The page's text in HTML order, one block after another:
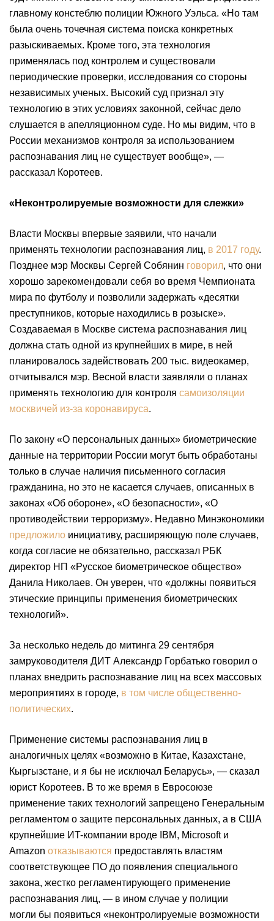
главному констеблю полиции Южного Уэльса. «Но там
была очень точечная система поиска конкретных
разыскиваемых. Кроме того, эта технология
применялась под контролем и существовали
периодические проверки, исследования со стороны
независимых ученых. Высокий суд признал эту
технологию в этих условиях законной, сейчас дело
слушается в апелляционном суде. Но мы видим, что в
России механизмов контроля за использованием
распознавания лиц не существует вообще», —
рассказал Коротеев.
«Неконтролируемые возможности для слежки»
Власти Москвы впервые заявили, что начали
применять технологии распознавания лиц, в 2017 году.
Позднее мэр Москвы Сергей Собянин говорил, что они
хорошо зарекомендовали себя во время Чемпионата
мира по футболу и позволили задержать «десятки
преступников, которые находились в розыске».
Создаваемая в Москве система распознавания лиц
должна стать одной из крупнейших в мире, в ней
планировалось задействовать 200 тыс. видеокамер,
отчитывался мэр. Весной власти заявляли о планах
применять технологию для контроля самоизоляции
москвичей из-за коронавируса.
По закону «О персональных данных» биометрические
данные на территории России могут быть обработаны
только в случае наличия письменного согласия
гражданина, но это не касается случаев, описанных в
законах «Об обороне», «О безопасности», «О
противодействии терроризму». Недавно Минэкономики
предложило инициативу, расширяющую поле случаев,
когда согласие не обязательно, рассказал РБК
директор НП «Русское биометрическое общество»
Данила Николаев. Он уверен, что «должны появиться
этические принципы применения биометрических
технологий».
За несколько недель до митинга 29 сентября
замруководителя ДИТ Александр Горбатько говорил о
планах внедрить распознавание лиц на всех массовых
мероприятиях в городе, в том числе общественно-
политических.
Применение системы распознавания лиц в
аналогичных целях «возможно в Китае, Казахстане,
Кыргызстане, и я бы не исключал Беларусь», — сказал
юрист Коротеев. В то же время в Евросоюзе
применение таких технологий запрещено Генеральным
регламентом о защите персональных данных, а в США
крупнейшие ИT-компании вроде IBM, Microsoft и
Amazon отказываются предоставлять властям
соответствующее ПО до появления специального
закона, жестко регламентирующего применение
распознавания лиц, — в ином случае у полиции
могли бы появиться «неконтролируемые возможности